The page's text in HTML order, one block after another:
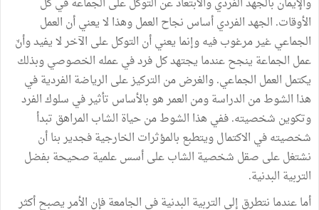
الأوقات. الجهد الفردي أساس نجاح العمل وهذا لا يعني أن العمل
الجماعي غير مرغوب فيه وإنما يعني أن التوكل على الآخر لا يفيد وأنّ
عمل الجماعة ينجح عندما يجتهد كل فرد في عمله الخصوصي وبذلك
يكتمل العمل الجماعي. والغرض من التركيز على الرياضة الفردية في
هذا الشوط من الدراسة ومن العمر هو بالأساس تأثير في سلوك الفرد
وتكوين شخصيته. ففي هذا الشوط من حياة الشاب المراهق تبدأ
شخصيته في الاكتمال ويتطبع بالمؤثرات الخارجية فجدير بنا أن
نشتغل على صقل شخصية الشاب على أسس علمية صحيحة بفضل
التربية البدنية.
أما عندما نتطرق إلى التربية البدنية في الجامعة فإن الأمر يصبح أكثر